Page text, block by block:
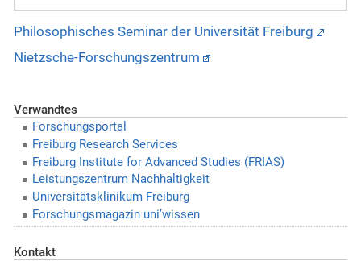
Philosophisches Seminar der Universität Freiburg
Nietzsche-Forschungszentrum
Verwandtes
Forschungsportal
Freiburg Research Services
Freiburg Institute for Advanced Studies (FRIAS)
Leistungszentrum Nachhaltigkeit
Universitätsklinikum Freiburg
Forschungsmagazin uni’wissen
Kontakt